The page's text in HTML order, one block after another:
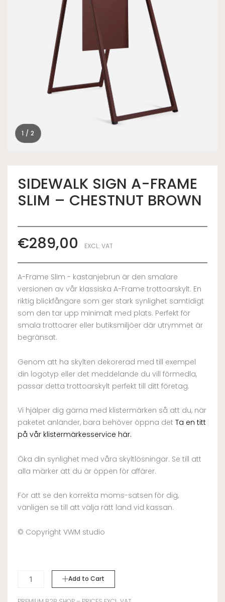
1 / 2
SIDEWALK SIGN A-FRAME
SLIM – CHESTNUT BROWN
€289,00 EXCL. VAT
A-Frame Slim - kastanjebrun är den smalare
versionen av vår klassiska A-Frame trottoarskylt. En
riktig blickfångare som ger stark synlighet samtidigt
som den tar upp minimalt med plats. Perfekt för
smala trottoarer eller butiksmiljöer där utrymmet är
begränsat.
Genom att ha skylten dekorerad med till exempel
din logotyp eller det meddelande du vill förmedla,
passar detta trottoarskylt perfekt till ditt företag.
Vi hjälper dig gärna med klistermärken så att du, när
paketet anländer, bara behöver öppna det Ta en titt
på vår klistermärkesservice här.
Öka din synlighet med våra skyltlösningar. Se till att
alla märker att du är öppen för affärer.
För att se den korrekta moms-satsen för dig,
vänligen se till att välja rätt land vid kassan.
© Copyright VWM studio
Sidewalk
Add to Cart